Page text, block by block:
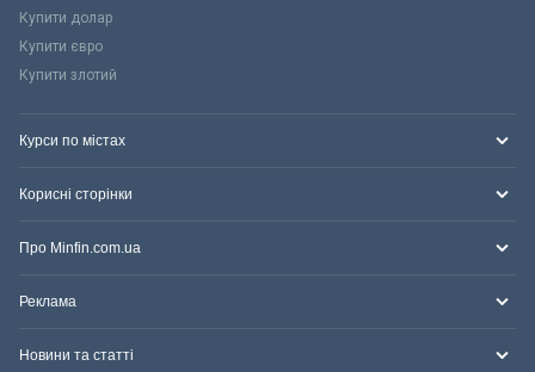
Купити долар
Купити євро
Купити злотий
Курси по містах
Корисні сторінки
Про Minfin.com.ua
Реклама
Новини та статті